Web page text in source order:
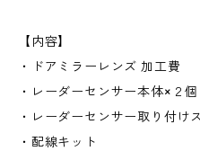
【内容】
・ドアミラーレンズ 加工費
・レーダーセンサー本体×２個
・レーダーセンサー取り付け
・配線キット